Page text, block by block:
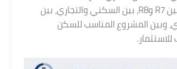
في فهم الفروق بين R7 وR8، بين السكني والتجاري، بين
وبين المشروع المناسب للسكن